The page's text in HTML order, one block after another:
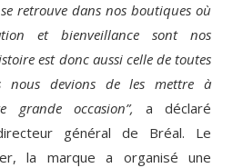
retrouve dans nos boutiques où
et bienveillance sont nos
est donc aussi celle de toutes
nous devions de les mettre à
grande occasion”, a déclaré
général de Bréal. Le
la marque a organisé une